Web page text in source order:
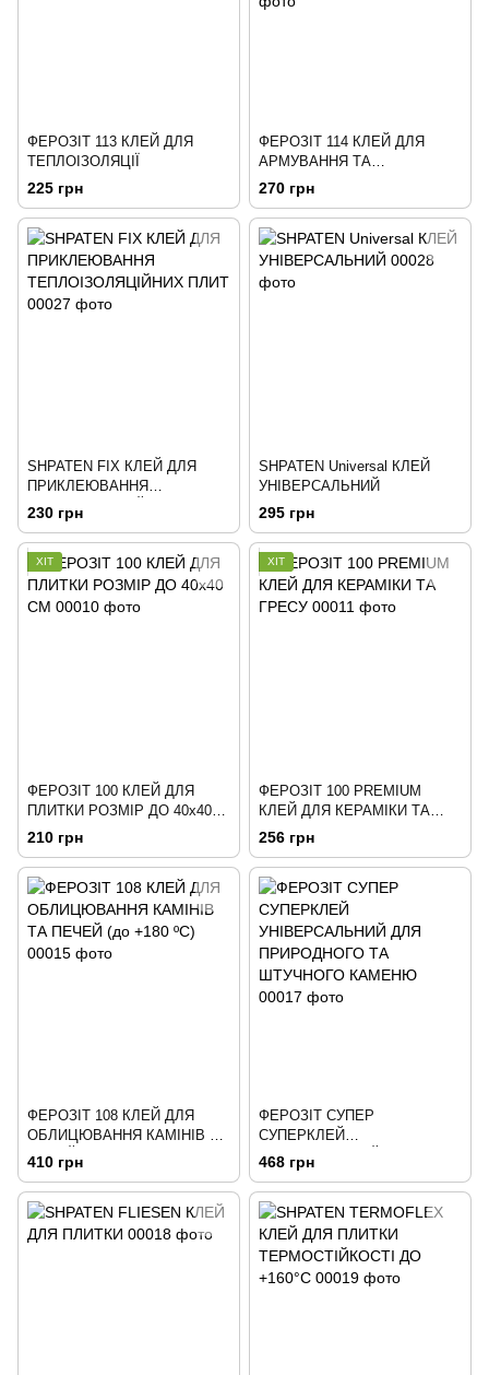
ФЕРОЗІТ 113 КЛЕЙ ДЛЯ
ТЕПЛОІЗОЛЯЦІЇ
225 грн
ФЕРОЗІТ 114 КЛЕЙ ДЛЯ
АРМУВАННЯ ТА
ПРИКЛЕЮВАННЯ
ТЕПЛОІЗОЛЯЦІЇ
270 грн
SHPATEN FIX КЛЕЙ ДЛЯ
ПРИКЛЕЮВАННЯ
ТЕПЛОІЗОЛЯЦІЙНИХ ПЛИТ
230 грн
SHPATEN Universal КЛЕЙ
УНІВЕРСАЛЬНИЙ
295 грн
ХІТ
ФЕРОЗІТ 100 КЛЕЙ ДЛЯ
ПЛИТКИ РОЗМІР ДО 40х40
СМ
210 грн
ХІТ
ФЕРОЗІТ 100 PREMIUM
КЛЕЙ ДЛЯ КЕРАМІКИ ТА
ГРЕСУ
256 грн
ФЕРОЗІТ 108 КЛЕЙ ДЛЯ
ОБЛИЦЮВАННЯ КАМІНІВ ТА
ПЕЧЕЙ (до +180 ºС)
410 грн
ФЕРОЗІТ СУПЕР
СУПЕРКЛЕЙ
УНІВЕРСАЛЬНИЙ ДЛЯ
ПРИРОДНОГО ТА
ШТУЧНОГО КАМЕНЮ
468 грн